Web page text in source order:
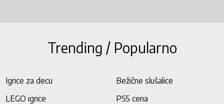
Trending / Popularno
Igrice za decu
Bežične slušalice
LEGO igrice
PS5 cena